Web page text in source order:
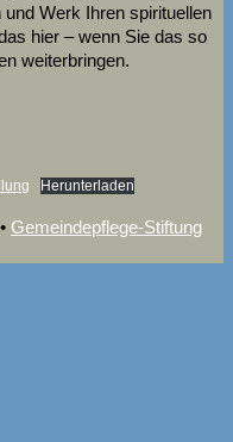
Werk Ihren spirituellen
hier – wenn Sie das so
weiterbringen.
Herunterladen
• Gemeindepflege-Stiftung